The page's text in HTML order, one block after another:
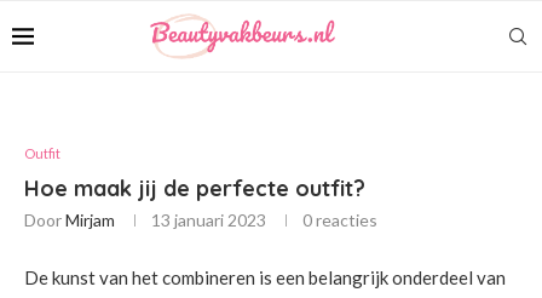
Outfit
Hoe maak jij de perfecte outfit?
DoorMirjam 13 januari 2023 0 reacties
De kunst van het combineren is een belangrijk onderdeel van